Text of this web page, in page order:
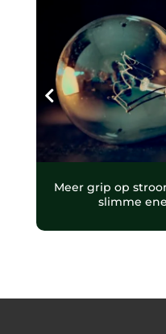
Meer grip op
slimme